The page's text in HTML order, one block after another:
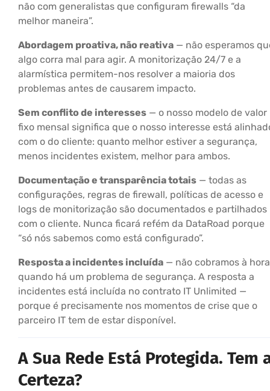
não com generalistas que configuram firewalls “da
melhor maneira”.
Abordagem proativa, não reativa — não esperamos
algo corra mal para agir. A monitorização 24/7 e a
alarmística permitem-nos resolver a maioria dos
problemas antes de causarem impacto.
Sem conflito de interesses — o nosso modelo de valor
fixo mensal significa que o nosso interesse está
com o do cliente: quanto melhor estiver a segurança,
menos incidentes existem, melhor para ambos.
Documentação e transparência totais — todas as
configurações, regras de firewall, políticas de acesso e
logs de monitorização são documentados e partilhados
com o cliente. Nunca ficará refém da DataRoad porque
“só nós sabemos como está configurado”.
Resposta a incidentes incluída — não cobramos à hora
quando há um problema de segurança. A resposta a
incidentes está incluída no contrato IT Unlimited —
porque é precisamente nos momentos de crise que o
parceiro IT tem de estar disponível.
A Sua Rede Está Protegida. Tem
Certeza?